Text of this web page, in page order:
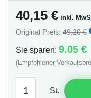
40,15 € inkl.
Original Preis: 49,20 €
Sie sparen: 9.05 €
(Empfohlener
St.